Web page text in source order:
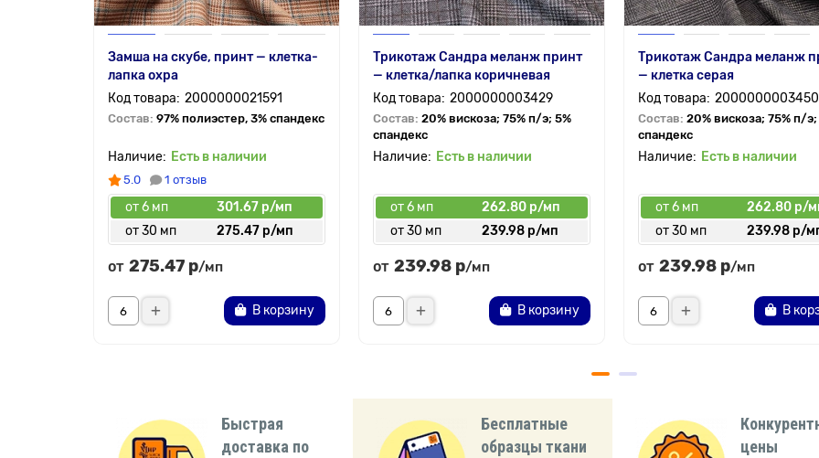
Замша на скубе, принт — клетка-
лапка охра
2000000021591
Состав: 97% полиэстер, 3% спандекс
Есть в наличии
5.0 1 отзыв
от 6 мп
301.67 р/мп
от 30 мп
275.47 р/мп
от 275.47 р/мп
В корзину
Трикотаж Сандра меланж принт
— клетка/лапка коричневая
2000000003429
Состав: 20% вискоза; 75% п/э; 5%
спандекс
Есть в наличии
от 6 мп
262.80 р/мп
от 30 мп
239.98 р/мп
от 239.98 р/мп
В корзину
Трикотаж Сандра меланж
— клетка серая
2000000003450
Состав: 20% вискоза; 75% п/э;
спандекс
Есть в наличии
от 6 мп
262.80 р/
от 30 мп
239.98 р/
от 239.98 р/мп
В
Быстрая
доставка по
Бесплатные
образцы ткани
цены